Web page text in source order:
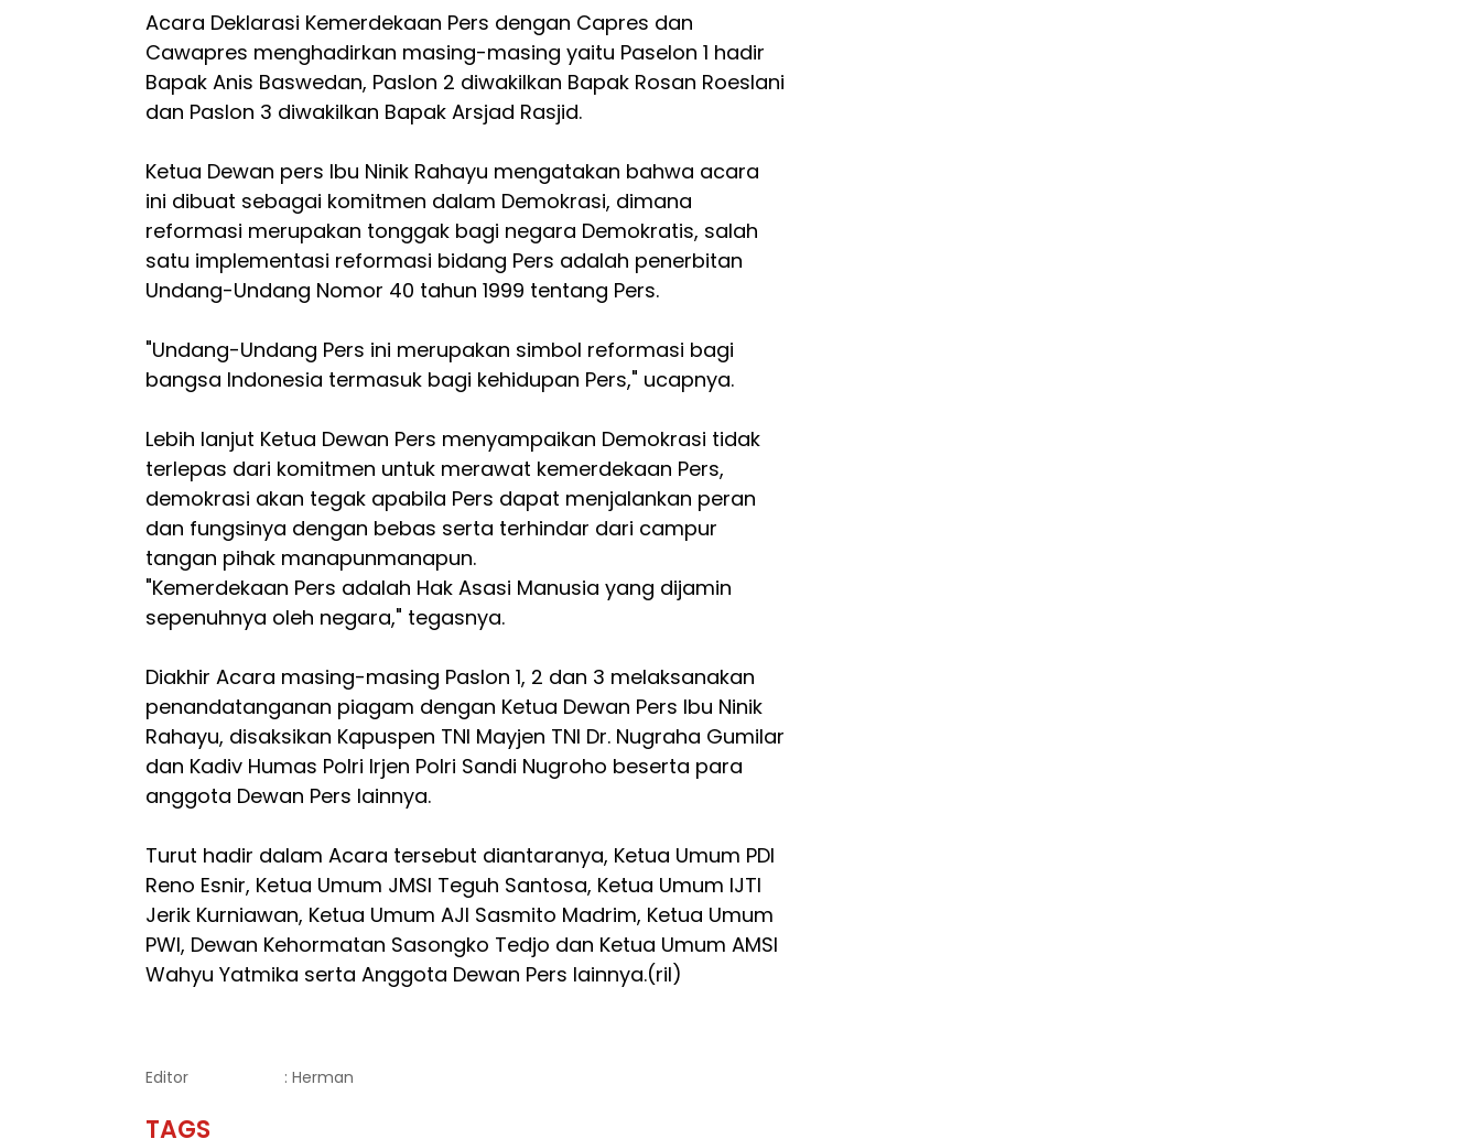
Acara Deklarasi Kemerdekaan Pers dengan Capres dan
Cawapres menghadirkan masing-masing yaitu Paselon 1 hadir
Bapak Anis Baswedan, Paslon 2 diwakilkan Bapak Rosan Roeslani
dan Paslon 3 diwakilkan Bapak Arsjad Rasjid.
Ketua Dewan pers Ibu Ninik Rahayu mengatakan bahwa acara
ini dibuat sebagai komitmen dalam Demokrasi, dimana
reformasi merupakan tonggak bagi negara Demokratis, salah
satu implementasi reformasi bidang Pers adalah penerbitan
Undang-Undang Nomor 40 tahun 1999 tentang Pers.
"Undang-Undang Pers ini merupakan simbol reformasi bagi
bangsa Indonesia termasuk bagi kehidupan Pers," ucapnya.
Lebih lanjut Ketua Dewan Pers menyampaikan Demokrasi tidak
terlepas dari komitmen untuk merawat kemerdekaan Pers,
demokrasi akan tegak apabila Pers dapat menjalankan peran
dan fungsinya dengan bebas serta terhindar dari campur
tangan pihak manapunmanapun.
"Kemerdekaan Pers adalah Hak Asasi Manusia yang dijamin
sepenuhnya oleh negara," tegasnya.
Diakhir Acara masing-masing Paslon 1, 2 dan 3 melaksanakan
penandatanganan piagam dengan Ketua Dewan Pers Ibu Ninik
Rahayu, disaksikan Kapuspen TNI Mayjen TNI Dr. Nugraha Gumilar
dan Kadiv Humas Polri Irjen Polri Sandi Nugroho beserta para
anggota Dewan Pers lainnya.
Turut hadir dalam Acara tersebut diantaranya, Ketua Umum PDI
Reno Esnir, Ketua Umum JMSI Teguh Santosa, Ketua Umum IJTI
Jerik Kurniawan, Ketua Umum AJI Sasmito Madrim, Ketua Umum
PWI, Dewan Kehormatan Sasongko Tedjo dan Ketua Umum AMSI
Wahyu Yatmika serta Anggota Dewan Pers lainnya.(ril)
Editor : Herman
TAGS